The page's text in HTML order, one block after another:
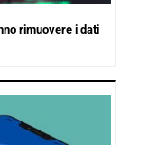
rimuovere i dati